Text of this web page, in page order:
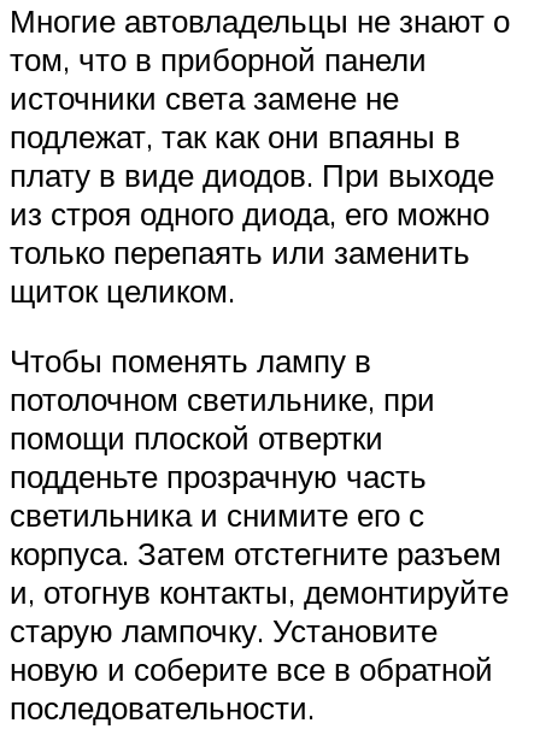
Многие автовладельцы не знают о
том, что в приборной панели
источники света замене не
подлежат, так как они впаяны в
плату в виде диодов. При выходе
из строя одного диода, его можно
только перепаять или заменить
щиток целиком.
Чтобы поменять лампу в
потолочном светильнике, при
помощи плоской отвертки
подденьте прозрачную часть
светильника и снимите его с
корпуса. Затем отстегните разъем
и, отогнув контакты, демонтируйте
старую лампочку. Установите
новую и соберите все в обратной
последовательности.